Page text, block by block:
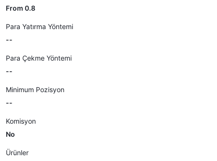
From 0.8
Para Yatırma Yöntemi
--
Para Çekme Yöntemi
--
Minimum Pozisyon
--
Komisyon
No
Ürünler